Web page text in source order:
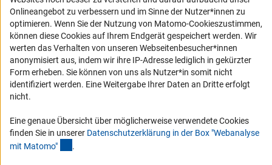
Service und Informationen für Menschen mit Behinderungen
Erklärung zur Barrierefreiheit
Barriere melden
DFG-aktuell
schauen Sie sich die Ausgaben online an.
Onlineangebot zu verbessern und im Sinne der Nutzer*innen zu
optimieren. Wenn Sie der Nutzung von Matomo-Cookieszustimmen,
können diese Cookies auf Ihrem Endgerät gespeichert werden. Wir
werten das Verhalten von unseren Webseitenbesucher*innen
anonymisiert aus, indem wir ihre IP-Adresse lediglich in gekürzter
Form erheben. Sie können von uns als Nutzer*in somit nicht
identifiziert werden. Eine Weitergabe Ihrer Daten an Dritte erfolgt
nicht.
Eine genaue Übersicht über möglicherweise verwendete Cookies
finden Sie in unserer Datenschutzerklärung in der Box "Webanalyse
mit Matomo" .